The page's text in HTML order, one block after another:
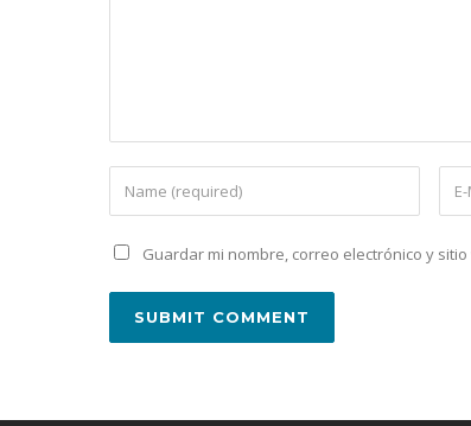
Guardar mi nombre, correo electrónico y